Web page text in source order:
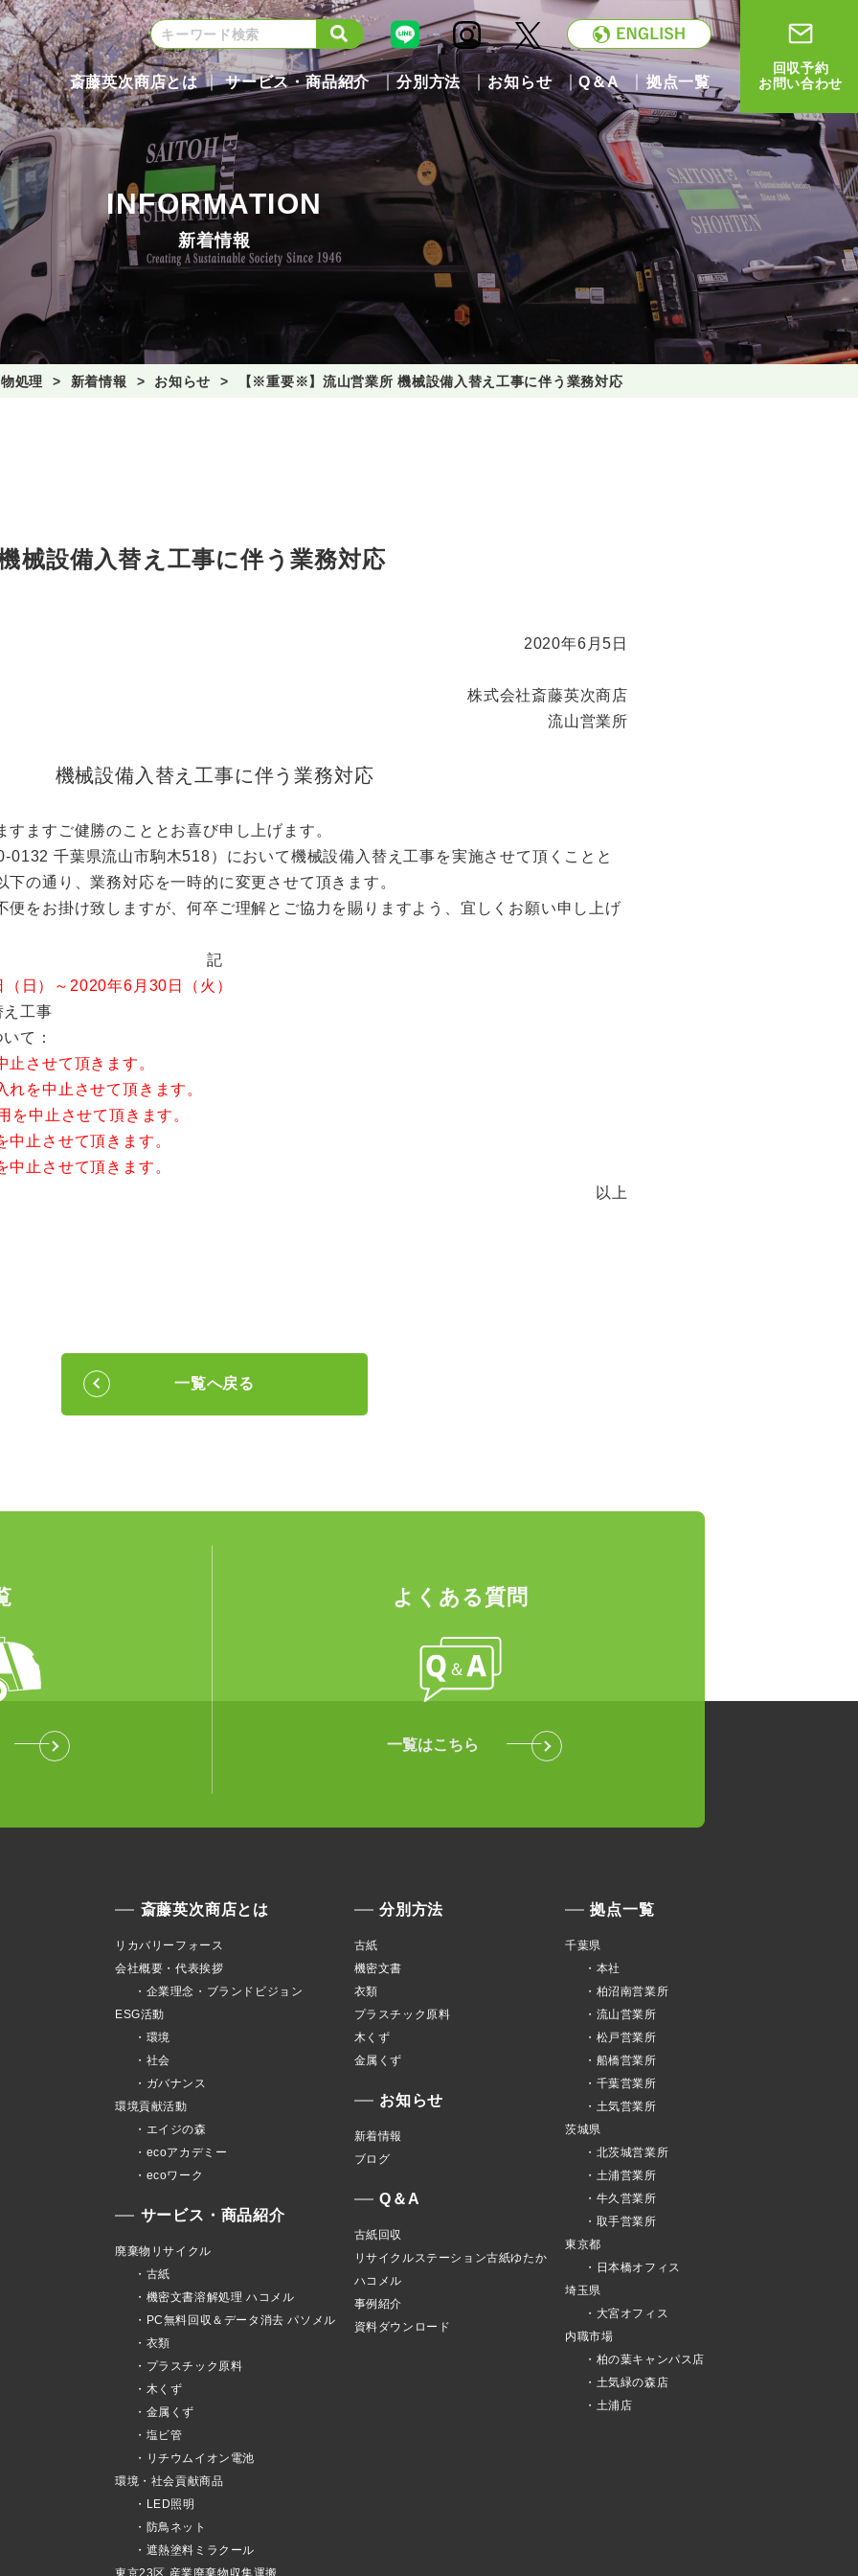
斎藤英次商店とは サービス・商品紹介 分別方法 お知らせ Q＆A 拠点一覧
回収予約
お問い合わせ
INFORMATION
新着情報
処理 新着情報 お知らせ 【※重要※】流山営業所 機械設備入替え工事に伴う業務対応
設備入替え工事に伴う業務対応
2020年6月5日
株式会社斎藤英次商店
流山営業所
機械設備入替え工事に伴う業務対応
ますご健勝のこととお喜び申し上げます。
0132 千葉県流山市駒木518）において機械設備入替え工事を実施させて頂くことと
の通り、業務対応を一時的に変更させて頂きます。
便をお掛け致しますが、何卒ご理解とご協力を賜りますよう、宜しくお願い申し上げ
記
日）～2020年6月30日（火）
工事
て：
させて頂きます。
を中止させて頂きます。
を中止させて頂きます。
止させて頂きます。
止させて頂きます。
以上
一覧へ戻る
よくある質問
一覧はこちら
斎藤英次商店とは
リカバリーフォース
会社概要・代表挨拶
・企業理念・ブランドビジョン
ESG活動
・環境
・社会
・ガバナンス
環境貢献活動
・エイジの森
・ecoアカデミー
・ecoワーク
サービス・商品紹介
廃棄物リサイクル
・古紙
・機密文書溶解処理 ハコメル
・PC無料回収＆データ消去 パソメル
・衣類
・プラスチック原料
・木くず
・金属くず
・塩ビ管
・リチウムイオン電池
環境・社会貢献商品
・LED照明
・防鳥ネット
・遮熱塗料ミラクール
東京23区 産業廃棄物収集運搬
分別方法
古紙
機密文書
衣類
プラスチック原料
木くず
金属くず
お知らせ
新着情報
ブログ
Q＆A
古紙回収
リサイクルステーション古紙ゆたか
ハコメル
事例紹介
資料ダウンロード
拠点一覧
千葉県
・本社
・柏沼南営業所
・流山営業所
・松戸営業所
・船橋営業所
・千葉営業所
・土気営業所
茨城県
・北茨城営業所
・土浦営業所
・牛久営業所
・取手営業所
東京都
・日本橋オフィス
埼玉県
・大宮オフィス
内職市場
・柏の葉キャンパス店
・土気緑の森店
・土浦店